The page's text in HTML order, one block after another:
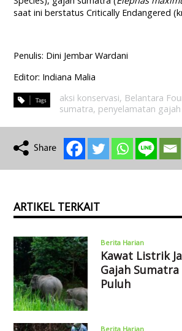
saat ini berstatus Critically Endangered
Penulis: Dini Jembar Wardani
Editor: Indiana Malia
aksi konservasi, Belantara
sumatra, penyelamatan gajah
ARTIKEL TERKAIT
Berita Harian
Kawat Listrik
Gajah
Puluh
Berita Harian